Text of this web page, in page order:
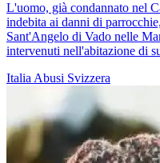
L'uomo, già condannato nel
indebita ai danni di
Sant'Angelo di Vado nelle
intervenuti nell'abitazione di
ItaliaAbusi Svizzera